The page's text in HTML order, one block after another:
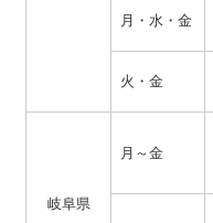
月・水・金
火・金
岐阜県
月～金